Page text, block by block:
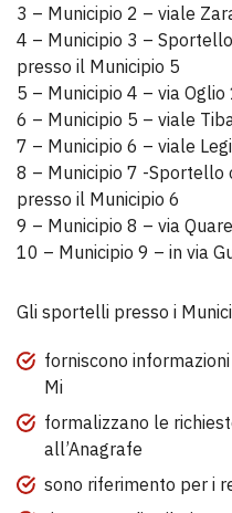
3 – Municipio 2 – viale
4 – Municipio 3 –
presso il Municipio 5
5 – Municipio 4 – via Oglio
6 – Municipio 5 – viale
7 – Municipio 6 – viale
8 – Municipio 7 -
presso il Municipio 6
9 – Municipio 8 – via
10 – Municipio 9 – in via
Gli sportelli presso i
forniscono
Mi
formalizzano le
all’Anagrafe
sono riferimento per i